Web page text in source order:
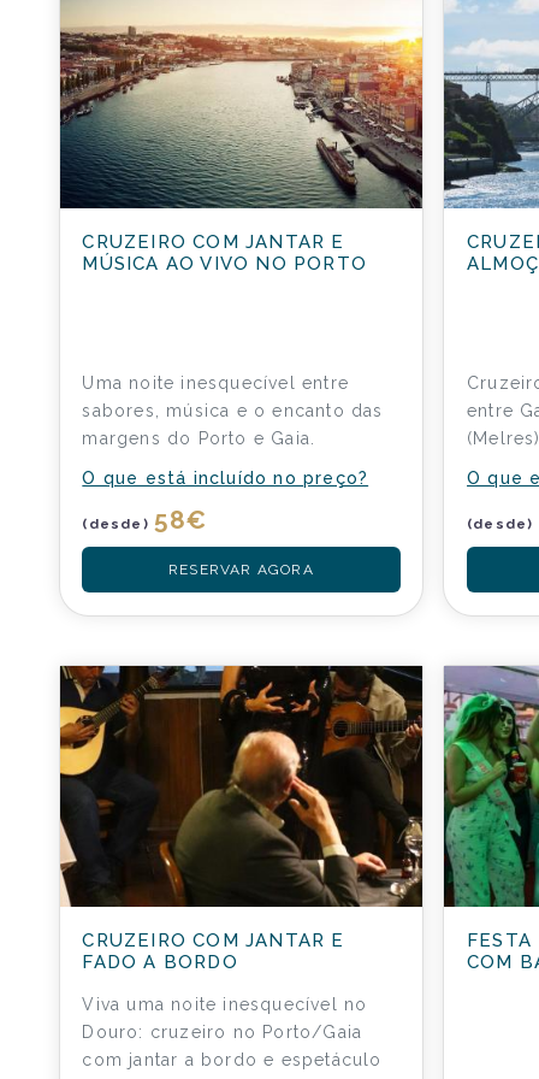
CRUZEIRO COM JANTAR E
MÚSICA AO VIVO NO PORTO
Uma noite inesquecível entre
sabores, música e o encanto das
margens do Porto e Gaia.
O que está incluído no preço?
(desde) 58€
RESERVAR AGORA
entre
O que
(desde)
CRUZEIRO COM JANTAR E
FADO A BORDO
Viva uma noite inesquecível no
Douro: cruzeiro no Porto/Gaia
com jantar a bordo e espetáculo
FESTA
COM